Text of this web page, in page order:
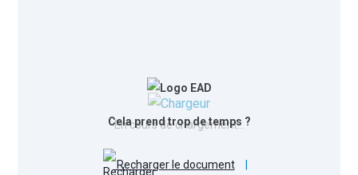
En cours de chargement…
Cela prend trop de temps ?
Recharger le document